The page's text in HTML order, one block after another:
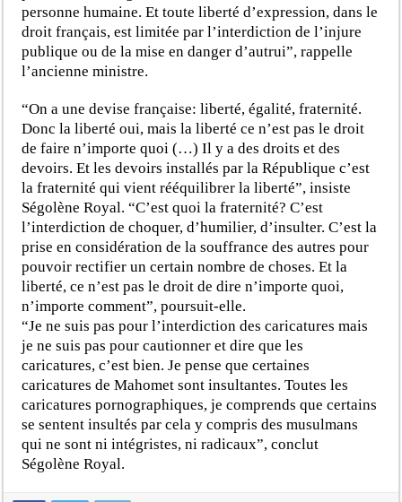
personne humaine. Et toute liberté d’expression, dans le
droit français, est limitée par l’interdiction de l’injure
publique ou de la mise en danger d’autrui”, rappelle
l’ancienne ministre.
“On a une devise française: liberté, égalité, fraternité.
Donc la liberté oui, mais la liberté ce n’est pas le droit
de faire n’importe quoi (…) Il y a des droits et des
devoirs. Et les devoirs installés par la République c’est
la fraternité qui vient rééquilibrer la liberté”, insiste
Ségolène Royal. “C’est quoi la fraternité? C’est
l’interdiction de choquer, d’humilier, d’insulter. C’est la
prise en considération de la souffrance des autres pour
pouvoir rectifier un certain nombre de choses. Et la
liberté, ce n’est pas le droit de dire n’importe quoi,
n’importe comment”, poursuit-elle.
“Je ne suis pas pour l’interdiction des caricatures mais
je ne suis pas pour cautionner et dire que les
caricatures, c’est bien. Je pense que certaines
caricatures de Mahomet sont insultantes. Toutes les
caricatures pornographiques, je comprends que certains
se sentent insultés par cela y compris des musulmans
qui ne sont ni intégristes, ni radicaux”, conclut
Ségolène Royal.